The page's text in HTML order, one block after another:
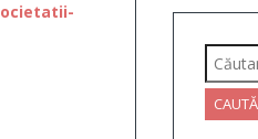
Caută
după: